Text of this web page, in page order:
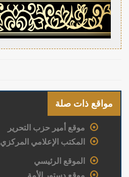
مواقع ذات صلة
موقع أمير حزب التحرير
المكتب الإعلامي المركزي
الموقع الرئيسي
موقع دستور الأمة